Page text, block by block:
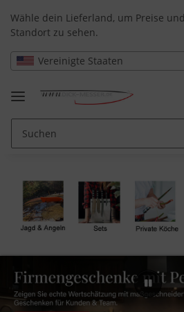
Wähle dein Lieferland, um Preise
Standort zu sehen.
Vereinigte Staaten